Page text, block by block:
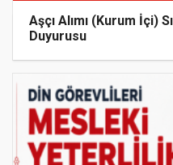
Aşçı Alımı (Kurum İçi)
Duyurusu